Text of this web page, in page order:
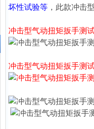
坏性试验等 ，此款冲击
冲击型气动扭矩扳手测
冲击型气动扭矩扳手测